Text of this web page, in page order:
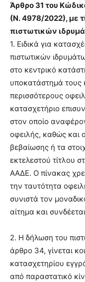
Άρθρο 31 του
(Ν. 4978/2022), με
πιστωτικών
1. Ειδικά για
πιστωτικών
στο κεντρικό
υποκατάστημά τους
περισσότερους
κατασχετήριο
στον οποίο
οφειλής, καθώς και
βεβαίωσης ή τα
εκτελεστού τίτλου
ΑΑΔΕ. Ο πίνακας
την ταυτότητα
συνιστά τον
αίτημα και
2. Η δήλωση του
άρθρο 34, γίνεται
κατασχετηρίου
από παραστατικό